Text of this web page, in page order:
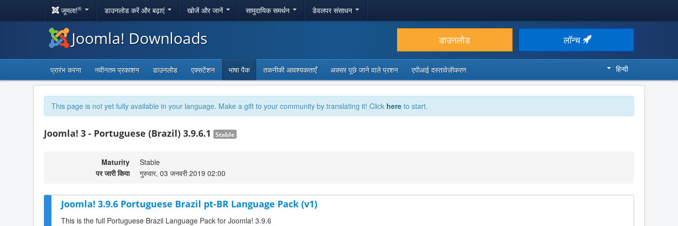
जूमला!® डाउनलोड करें और बढ़ाएं खोजें और जानें सामुदायिक समर्थन डेवलपर संसाधन
Joomla! Downloads डाउनलोड लॉन्च
प्रारंभ करना नवीनतम प्रकाशन डाउनलोड एक्सटेंशन भाषा पैक तकनीकी आवश्यकताएँ अक्सर पूछे जाने वाले प्रशन एपीआई दस्तावेज़ीकरण हिन्दी
This page is not yet fully available in your language. Make a gift to your community by translating it! Click here to start.
Joomla! 3 - Portuguese (Brazil) 3.9.6.1 Stable
Maturity
Stable
पर जारी किया
गुरुवार, 03 जनवरी 2019 02:00
Joomla! 3.9.6 Portuguese Brazil pt-BR Language Pack (v1)
This is the full Portuguese Brazil Language Pack for Joomla! 3.9.6